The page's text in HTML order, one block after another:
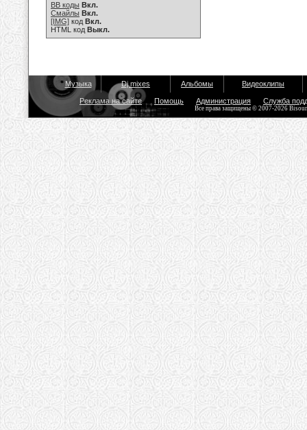
BB коды Вкл.
Смайлы Вкл.
[IMG] код Вкл.
HTML код Выкл.
Музыка Dj mixes Альбомы Видеоклипы
Реклама на сайте Помощь Администрация Служба
Все права защищены © 2007-2026